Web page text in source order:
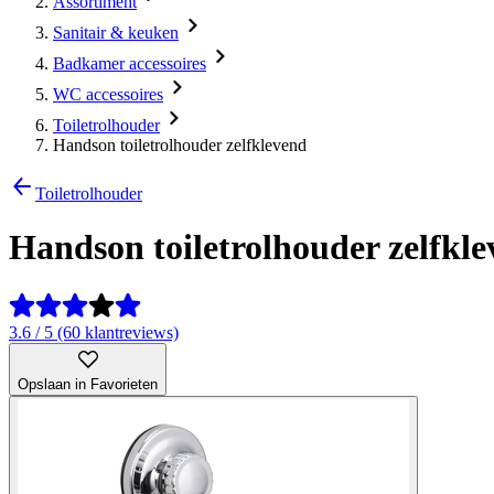
Sanitair & keuken
Badkamer accessoires
WC accessoires
Toiletrolhouder
Handson toiletrolhouder zelfklevend
Toiletrolhouder
Handson toiletrolhouder
3.6 / 5 (60 klantreviews)
Opslaan in Favorieten